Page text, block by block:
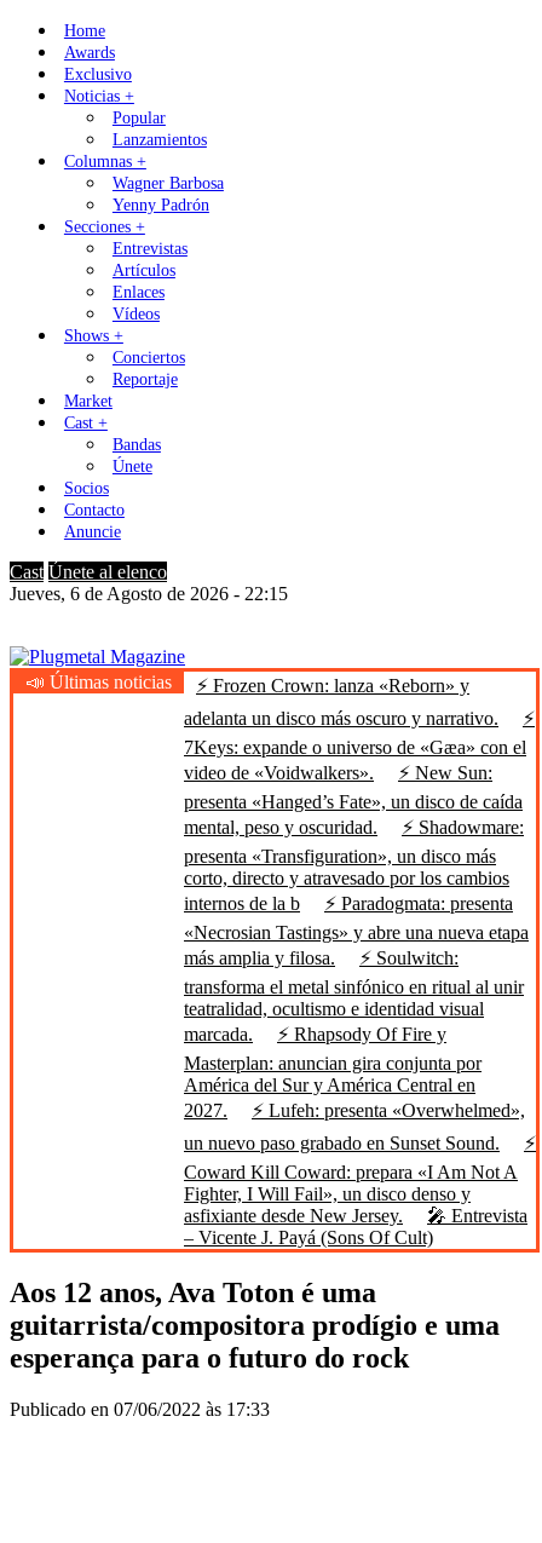
Skip
content
Home
Awards
Exclusivo
Noticias +
Popular
Lanzamientos
Columnas +
Wagner Barbosa
Yenny Padrón
Secciones +
Entrevistas
Artículos
Enlaces
Vídeos
Shows +
Conciertos
Reportaje
Market
Cast +
Bandas
Únete
Socios
Contacto
Anuncie
Cast Únete al elenco
Jueves, 6 de Agosto de 2026 - 22:15
Plugmetal Magazine
Heavy Metal is Life
📣 Últimas noticias
⚡ Frozen Crown: lanza «Reborn» y
adelanta un disco más oscuro y narrativo.
⚡
7Keys: expande o universo de «Gæa» con el
video de «Voidwalkers».
⚡ New Sun:
presenta «Hanged’s Fate», un disco de caída
mental, peso y oscuridad.
⚡ Shadowmare:
presenta «Transfiguration», un disco más
corto, directo y atravesado por los cambios
internos de la b
⚡ Paradogmata: presenta
«Necrosian Tastings» y abre una nueva etapa
más amplia y filosa.
⚡ Soulwitch:
transforma el metal sinfónico en ritual al unir
teatralidad, ocultismo e identidad visual
marcada.
⚡ Rhapsody Of Fire y
Masterplan: anuncian gira conjunta por
América del Sur y América Central en
2027.
⚡ Lufeh: presenta «Overwhelmed»,
un nuevo paso grabado en Sunset Sound.
⚡
Coward Kill Coward: prepara «I Am Not A
Fighter, I Will Fail», un disco denso y
asfixiante desde New Jersey.
🎤 Entrevista
– Vicente J. Payá (Sons Of Cult)
Aos 12 anos, Ava Toton é uma
guitarrista/compositora prodígio e uma
esperança para o futuro do rock
Publicado en 07/06/2022 às 17:33